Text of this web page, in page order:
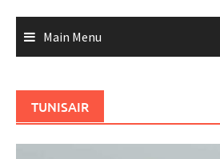
Main Menu
TUNISAIR